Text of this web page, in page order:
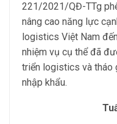
221/2021/QĐ-TTg
nâng cao năng lực
logistics Việt Nam
nhiệm vụ cụ thể đã
triển logistics và tháo
nhập khẩu.